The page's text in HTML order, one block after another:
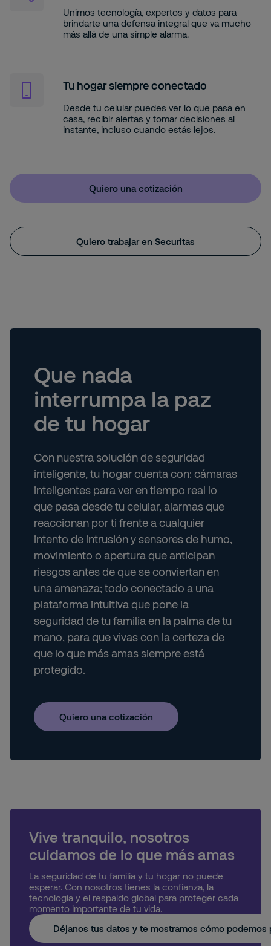
Unimos tecnología, expertos y datos para
brindarte una defensa integral que va mucho
más allá de una simple alarma.
Tu hogar siempre conectado
Desde tu celular puedes ver lo que pasa en
casa, recibir alertas y tomar decisiones al
instante, incluso cuando estás lejos.
Quiero una cotización
Quiero trabajar en Securitas
Que nada
interrumpa la paz
de tu hogar
Con nuestra solución de seguridad
inteligente, tu hogar cuenta con: cámaras
inteligentes para ver en tiempo real lo
que pasa desde tu celular, alarmas que
reaccionan por ti frente a cualquier
intento de intrusión y sensores de humo,
movimiento o apertura que anticipan
riesgos antes de que se conviertan en
una amenaza; todo conectado a una
plataforma intuitiva que pone la
seguridad de tu familia en la palma de tu
mano, para que vivas con la certeza de
que lo que más amas siempre está
protegido.
Quiero una cotización
Vive tranquilo, nosotros
cuidamos de lo que más amas
La seguridad de tu familia y tu hogar no puede
esperar. Con nosotros tienes la confianza, la
tecnología y el respaldo global para proteger cada
momento importante de tu vida.
Déjanos tus datos y te mostramos cómo